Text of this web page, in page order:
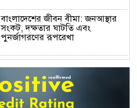
বাংলাদেশের জীবন বীমা: জনআস্থার
সংকট, দক্ষতার ঘাটতি এবং
পুনর্জাগরণের রূপরেখা
খুঁজছে ৮ আন্তর্জাতিক প্রতিষ্ঠান